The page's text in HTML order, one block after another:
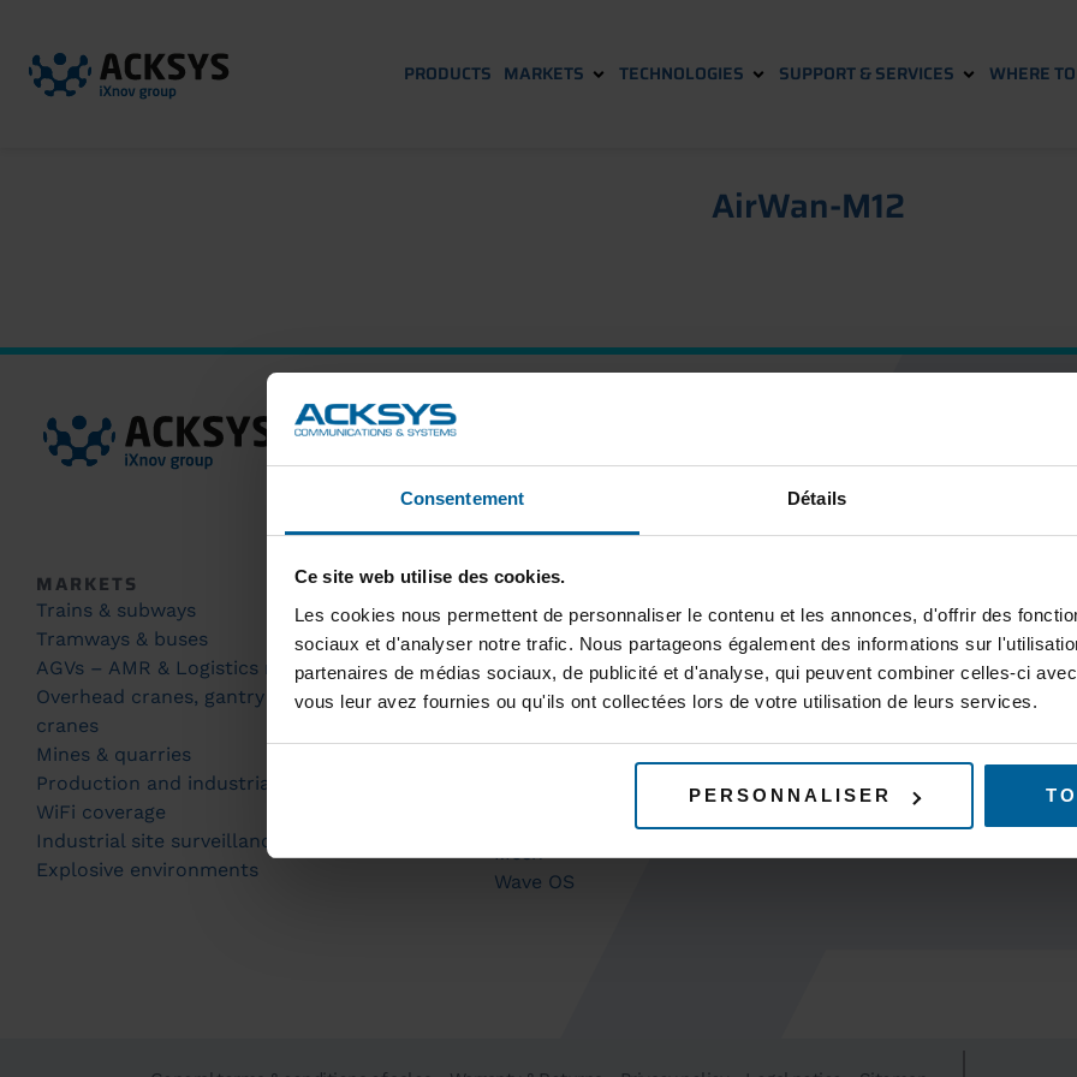
Consentement Détails
Ce site web utilise des cookies.
Les cookies nous permettent de personnaliser le contenu et les annonces, d'offrir des
sociaux et d'analyser notre trafic. Nous partageons également des informations sur
partenaires de médias sociaux, de publicité et d'analyse, qui peuvent combiner celles-ci
vous leur avez fournies ou qu'ils ont collectées lors de votre utilisation de leurs services.
PERSONNALISER
PRODUCTS MARKETS TECHNOLOGIES SUPPORT & SERVICES WHERE
AirWan-M12
SUBSCRIBE TO
MARKETS
Trains & subways
Tramways & buses
AGVs – AMR & Logistics robots
Overhead cranes, gantry cranes and
cranes
Mines & quarries
Production and industrial automation
WiFi coverage
Industrial site surveillance and security
Explosive environments
PRODUCTS
Products
Accessories
TECHNOLOGIES
Connect Before Break (CBB)
Predictive Linear Handover (PLH)
Smart Redundant Carriage Coupling
Mesh
Wave OS
Technical
Radio link
SERVICES